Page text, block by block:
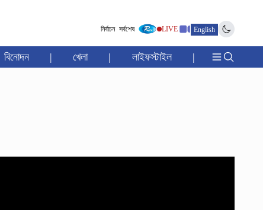
নির্বাচন সর্বশেষ LIVE English
বিনোদন | খেলা | লাইফস্টাইল |